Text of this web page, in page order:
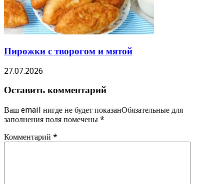
Пирожки с творогом и мятой
27.07.2026
Оставить комментарий
Ваш email нигде не будет показанОбязательные для
заполнения поля помечены *
Комментарий *